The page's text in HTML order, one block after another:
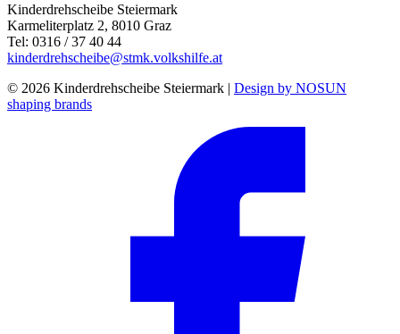
Kinderdrehscheibe Steiermark
Karmeliterplatz 2, 8010 Graz
Tel: 0316 / 37 40 44
kinderdrehscheibe@stmk.volkshilfe.at
© 2026 Kinderdrehscheibe Steiermark | Design by NOSUN
shaping brands